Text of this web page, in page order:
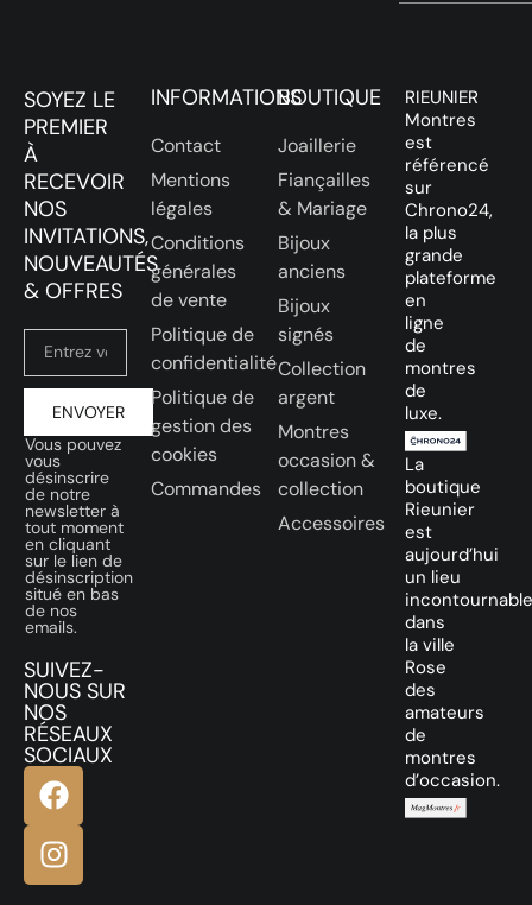
SOYEZ LE
PREMIER
À
RECEVOIR
NOS
INVITATIONS,
NOUVEAUTÉS
& OFFRES
ENVOYER
Vous pouvez
vous
désinscrire
de notre
newsletter à
tout moment
en cliquant
sur le lien de
désinscription
situé en bas
de nos
emails.
SUIVEZ-
NOUS SUR
NOS
RÉSEAUX
SOCIAUX
INFORMATIONS
Contact
Mentions
légales
Conditions
générales
de vente
Politique de
confidentialité
Politique de
gestion des
cookies
Commandes
BOUTIQUE
Joaillerie
Fiançailles
& Mariage
Bijoux
anciens
Bijoux
signés
Collection
argent
Montres
occasion &
collection
Accessoires
RIEUNIER
Montres
est
référencé
sur
Chrono24,
la plus
grande
plateforme
en
ligne
de
montres
de
luxe.
La
boutique
Rieunier
est
aujourd’hui
un lieu
incontournable
dans
la ville
Rose
des
amateurs
de
montres
d’occasion.